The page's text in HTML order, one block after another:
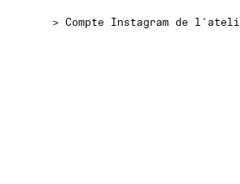
>Compte Instagram de